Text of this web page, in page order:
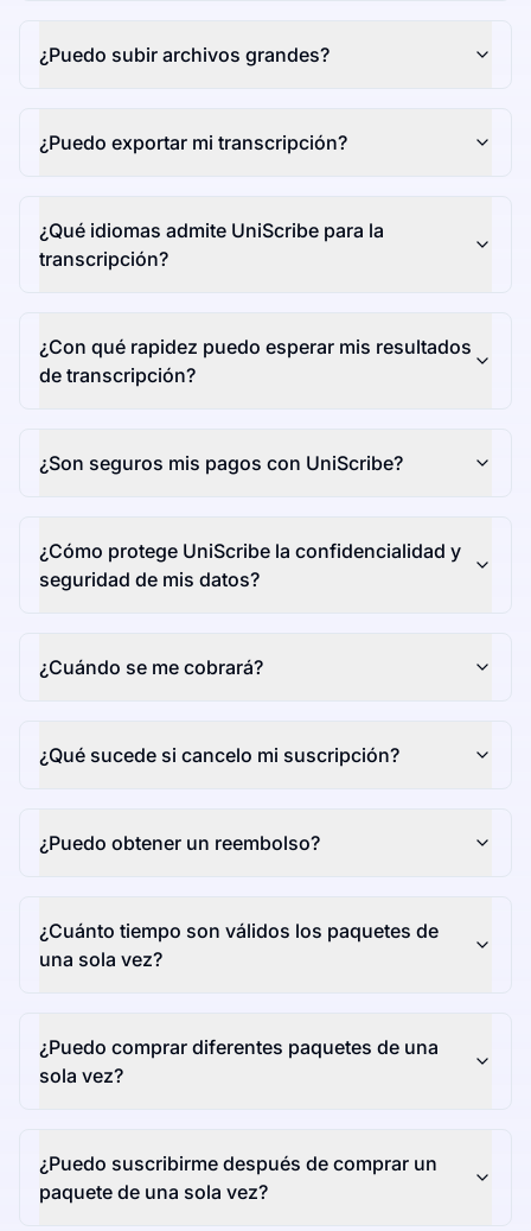
¿Puedo subir archivos grandes?
¿Puedo exportar mi transcripción?
¿Qué idiomas admite UniScribe para la
transcripción?
¿Con qué rapidez puedo esperar mis resultados
de transcripción?
¿Son seguros mis pagos con UniScribe?
¿Cómo protege UniScribe la confidencialidad y
seguridad de mis datos?
¿Cuándo se me cobrará?
¿Qué sucede si cancelo mi suscripción?
¿Puedo obtener un reembolso?
¿Cuánto tiempo son válidos los paquetes de
una sola vez?
¿Puedo comprar diferentes paquetes de una
sola vez?
¿Puedo suscribirme después de comprar un
paquete de una sola vez?